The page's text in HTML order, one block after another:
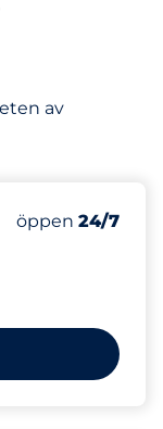
av
Antal
Totalt antal
öppen 24/7